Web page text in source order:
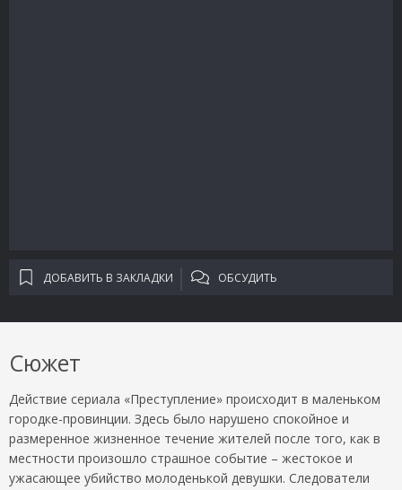
ДОБАВИТЬ В ЗАКЛАДКИ ОБСУДИТЬ
Сюжет
Действие сериала «Преступление» происходит в маленьком
городке-провинции. Здесь было нарушено спокойное и
размеренное жизненное течение жителей после того, как в
местности произошло страшное событие – жестокое и
ужасающее убийство молоденькой девушки. Следователи